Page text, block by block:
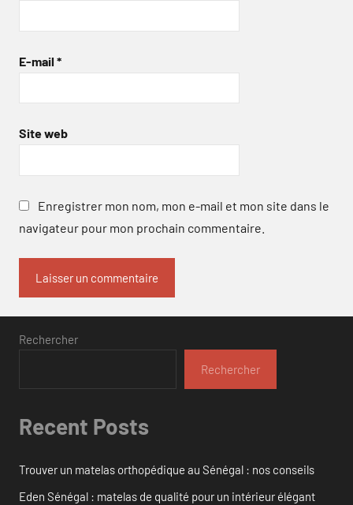
E-mail *
Site web
Enregistrer mon nom, mon e-mail et mon site dans le
navigateur pour mon prochain commentaire.
Rechercher
Rechercher
Recent Posts
Trouver un matelas orthopédique au Sénégal : nos conseils
Eden Sénégal : matelas de qualité pour un intérieur élégant